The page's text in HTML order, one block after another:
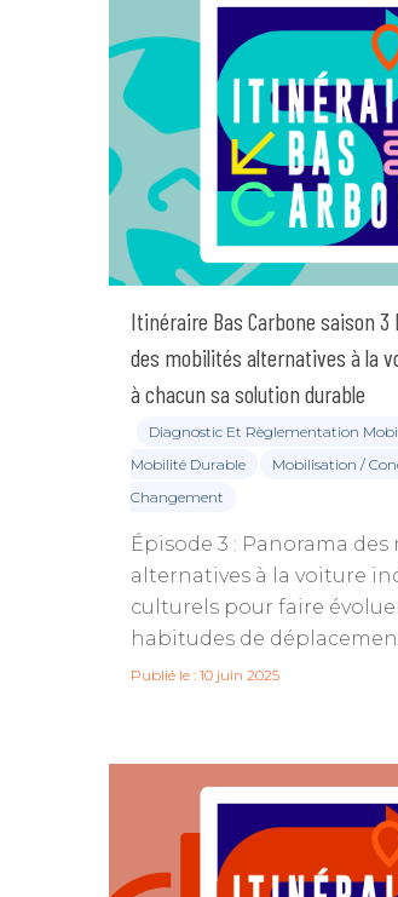
Itinéraire Bas Carbone saison 3
des mobilités alternatives à la
à chacun sa solution durable
Diagnostic Et Règlementation
Mobilité Durable
Mobilisation /
Changement
Épisode 3 : Panorama
alternatives à la voiture
culturels pour faire
habitudes de
Publié le : 10 juin 2025